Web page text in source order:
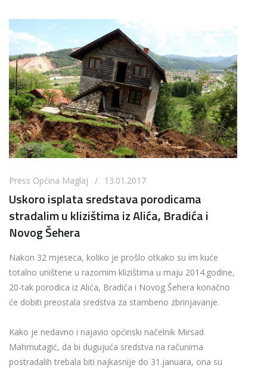
Press Općina Maglaj / 13.01.2017
Uskoro isplata sredstava porodicama
stradalim u klizištima iz Alića, Bradića i
Novog Šehera
Nakon 32 mjeseca, koliko je prošlo otkako su im kuće
totalno uništene u razornim klizištima u maju 2014.godine,
20-tak porodica iz Alića, Bradića i Novog Šehera konačno
će dobiti preostala sredstva za stambeno zbrinjavanje.
Kako je nedavno i najavio općinski načelnik Mirsad
Mahmutagić, da bi dugujuća sredstva na računima
postradalih trebala biti najkasnije do 31.januara, ona su